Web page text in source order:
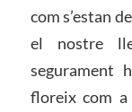
com s’estan
el nostre
segurament
floreix com a